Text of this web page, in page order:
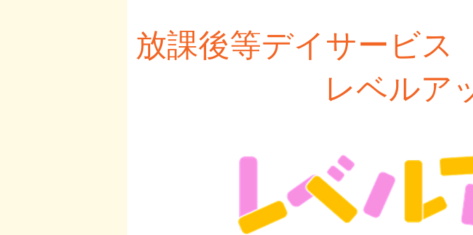
放課後等デイサービス
レベルアッ